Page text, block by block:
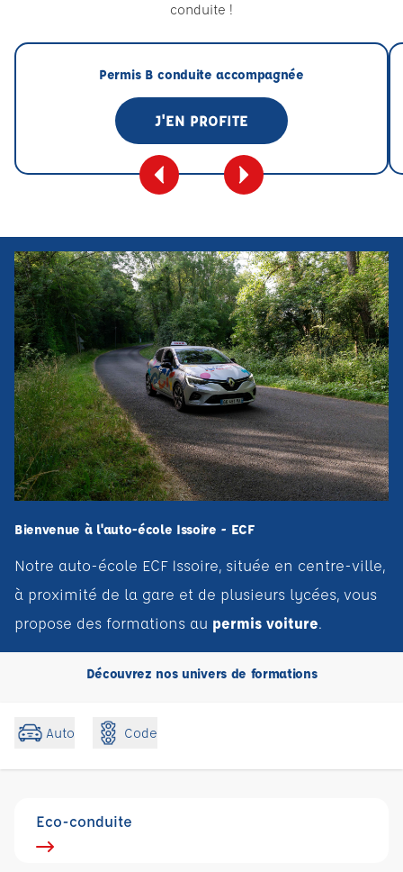
conduite !
Permis B conduite accompagnée
J'EN PROFITE
Bienvenue à l'auto-école Issoire - ECF
Notre auto-école ECF Issoire, située en centre-ville,
à proximité de la gare et de plusieurs lycées, vous
propose des formations au permis voiture.
Découvrez nos univers de formations
Auto Code
Eco-conduite